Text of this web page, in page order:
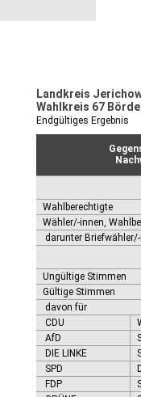
Landkreis
Wahlkreis 67
Endgültiges Ergebnis
Wahlberechtigte
Wähler/-innen,
darunter
Ungültige Stimmen
Gültige Stimmen
davon für
CDU
AfD
DIE LINKE
SPD
FDP